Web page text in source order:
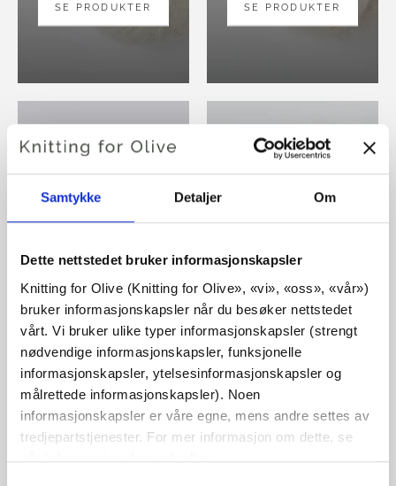
Samtykke Detaljer Om
Dette nettstedet bruker informasjonskapsler
Knitting for Olive (Knitting for Olive», «vi», «oss», «vår»)
bruker informasjonskapsler når du besøker nettstedet
vårt. Vi bruker ulike typer informasjonskapsler (strengt
nødvendige informasjonskapsler, funksjonelle
informasjonskapsler, ytelsesinformasjonskapsler og
målrettede informasjonskapsler). Noen
informasjonskapsler er våre egne, mens andre settes av
tredjepartstjenester. For mer informasjon om dette, se
vår informasjonskapselpolicy.
SE PRODUKTER SE PRODUKTER
MERINO
KOMPATIBEL MED
SOFT SILK
SE PRODUKTER
MERINO
KOMPATIBEL MED
SOFT SILK
SE PRODUKTER
MERINO
MERINO